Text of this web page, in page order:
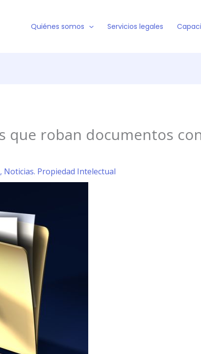
Quiénes somos Servicios legales
que roban documentos
, Noticias. Propiedad Intelectual